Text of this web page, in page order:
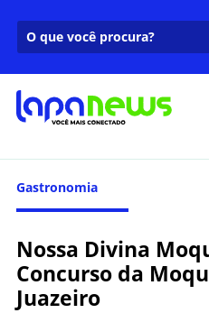
Gastronomia
Nossa Divina
Concurso da
Juazeiro